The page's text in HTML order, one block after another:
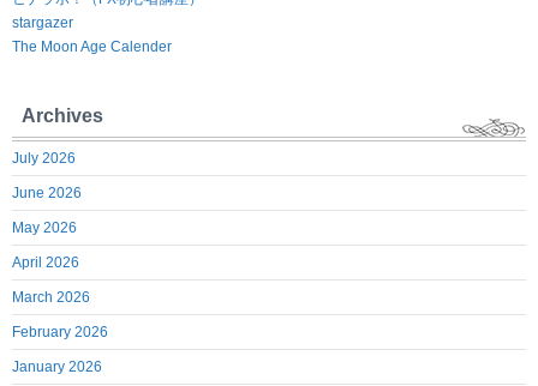
stargazer
The Moon Age Calender
Archives
July 2026
June 2026
May 2026
April 2026
March 2026
February 2026
January 2026